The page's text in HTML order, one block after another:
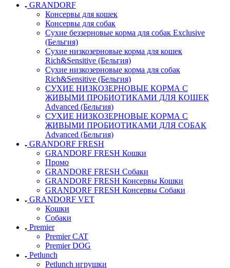
GRANDORF
Консервы для кошек
Консервы для собак
Сухие беззерновые корма для собак Exclusive
(Бельгия)
Сухие низкозерновые корма для кошек
Rich&Sensitive (Бельгия)
Сухие низкозерновые корма для собак
Rich&Sensitive (Бельгия)
СУХИЕ НИЗКОЗЕРНОВЫЕ КОРМА С
ЖИВЫМИ ПРОБИОТИКАМИ ДЛЯ КОШЕК
Advanced (Бельгия)
СУХИЕ НИЗКОЗЕРНОВЫЕ КОРМА С
ЖИВЫМИ ПРОБИОТИКАМИ ДЛЯ СОБАК
Advanced (Бельгия)
GRANDORF FRESH
GRANDORF FRESH Кошки
Промо
GRANDORF FRESH Собаки
GRANDORF FRESH Консервы Кошки
GRANDORF FRESH Консервы Собаки
GRANDORF VET
Кошки
Собаки
Premier
Premier CAT
Premier DOG
Petlunch
Petlunch игрушки